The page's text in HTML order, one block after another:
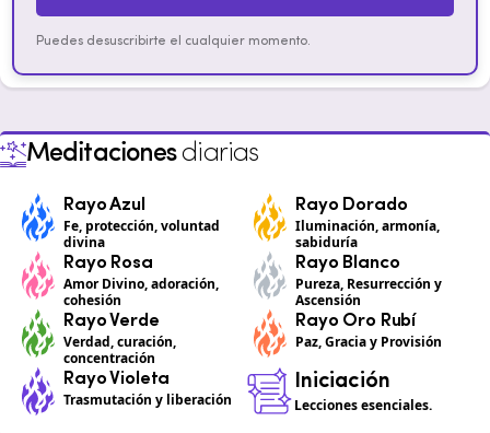
Puedes desuscribirte el cualquier momento.
Meditacionesdiarias
Rayo Azul
Fe, protección, voluntad
divina
Rayo Dorado
Iluminación, armonía,
sabiduría
Rayo Rosa
Amor Divino, adoración,
cohesión
Rayo Blanco
Pureza, Resurrección y
Ascensión
Rayo Verde
Verdad, curación,
concentración
Rayo Oro Rubí
Paz, Gracia y Provisión
Rayo Violeta
Trasmutación y liberación
Iniciación
Lecciones esenciales.